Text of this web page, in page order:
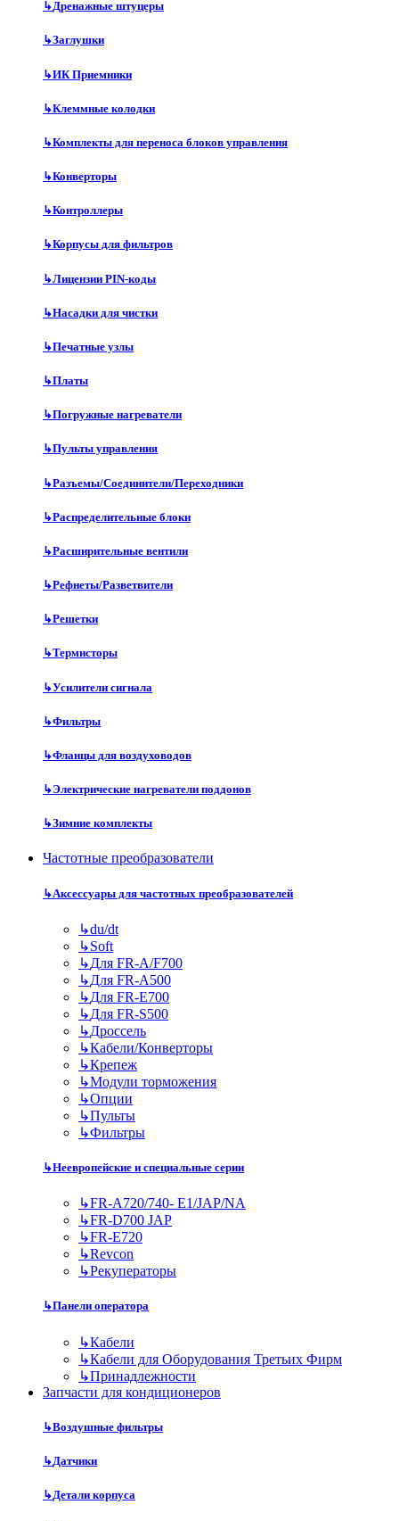
↳Дренажные штуцеры
↳Заглушки
↳ИК Приемники
↳Клеммные колодки
↳Комплекты для переноса блоков управления
↳Конверторы
↳Контроллеры
↳Корпусы для фильтров
↳Лицензии PIN-коды
↳Насадки для чистки
↳Печатные узлы
↳Платы
↳Погружные нагреватели
↳Пульты управления
↳Разъемы/Соединители/Переходники
↳Распределительные блоки
↳Расширительные вентили
↳Рефнеты/Разветвители
↳Решетки
↳Термисторы
↳Усилители сигнала
↳Фильтры
↳Фланцы для воздуховодов
↳Электрические нагреватели поддонов
↳Зимние комплекты
Частотные преобразователи
↳Аксессуары для частотных преобразователей
↳du/dt
↳Soft
↳Для FR-A/F700
↳Для FR-A500
↳Для FR-E700
↳Для FR-S500
↳Дроссель
↳Кабели/Конверторы
↳Крепеж
↳Модули торможения
↳Опции
↳Пульты
↳Фильтры
↳Неевропейские и специальные серии
↳FR-A720/740- E1/JAP/NA
↳FR-D700 JAP
↳FR-E720
↳Revcon
↳Рекуператоры
↳Панели оператора
↳Кабели
↳Кабели для Оборудования Третьих Фирм
↳Принадлежности
Запчасти для кондиционеров
↳Воздушные фильтры
↳Датчики
↳Детали корпуса